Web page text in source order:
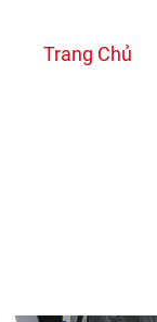
Trang Chủ